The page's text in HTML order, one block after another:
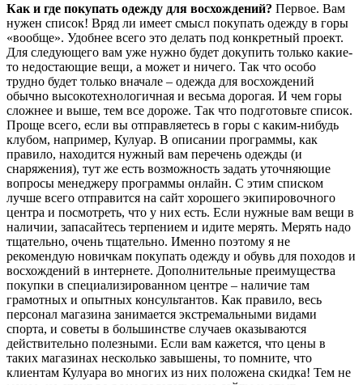
Как и где покупать одежду для восхождений? Первое. Вам
нужен список! Вряд ли имеет смысл покупать одежду в горы
«вообще». Удобнее всего это делать под конкретный проект.
Для следующего вам уже нужно будет докупить только какие-
то недостающие вещи, а может и ничего. Так что особо
трудно будет только вначале – одежда для восхождений
обычно высокотехнологичная и весьма дорогая. И чем горы
сложнее и выше, тем все дороже. Так что подготовьте список.
Проще всего, если вы отправляетесь в горы с каким-нибудь
клубом, например, Кулуар. В описании программы, как
правило, находится нужный вам перечень одежды (и
снаряжения), тут же есть возможность задать уточняющие
вопросы менеджеру программы онлайн. С этим списком
лучше всего отправится на сайт хорошего экипировочного
центра и посмотреть, что у них есть. Если нужные вам вещи в
наличии, запасайтесь терпением и идите мерять. Мерять надо
тщательно, очень тщательно. Именно поэтому я не
рекомендую новичкам покупать одежду и обувь для походов и
восхождений в интернете. Дополнительные преимущества
покупки в специализированном центре – наличие там
грамотных и опытных консультантов. Как правило, весь
персонал магазина занимается экстремальными видами
спорта, и советы в большинстве случаев оказываются
действительно полезными. Если вам кажется, что цены в
таких магазинах несколько завышены, то помните, что
клиентам Кулуара во многих из них положена скидка! Тем не